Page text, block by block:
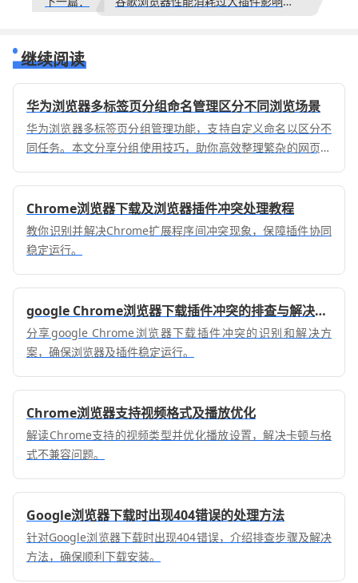
继续阅读
华为浏览器多标签页分组命名管理区分不同浏览场景
华为浏览器多标签页分组管理功能，支持自定义命名以区分不
同任务。本文分享分组使用技巧，助你高效整理繁杂的网页信
Chrome浏览器下载及浏览器插件冲突处理教程
教你识别并解决Chrome扩展程序间冲突现象，保障插件协同
稳定运行。
google Chrome浏览器下载插件冲突的排查与解决方案
分享google Chrome浏览器下载插件冲突的识别和解决方
案，确保浏览器及插件稳定运行。
Chrome浏览器支持视频格式及播放优化
解读Chrome支持的视频类型并优化播放设置，解决卡顿与格
式不兼容问题。
Google浏览器下载时出现404错误的处理方法
针对Google浏览器下载时出现404错误，介绍排查步骤及解决
方法，确保顺利下载安装。